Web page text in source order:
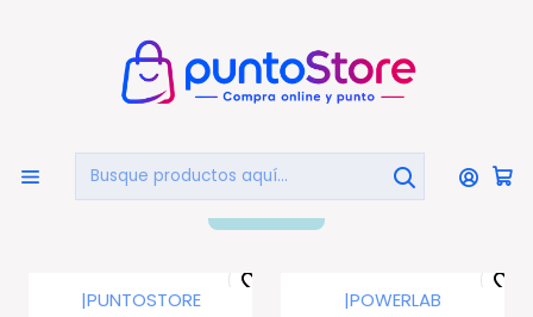
HOGAR Y DECORACIÓN Focos Reflectores
Focos Reflectores
|PUNTOSTORE |POWERLAB